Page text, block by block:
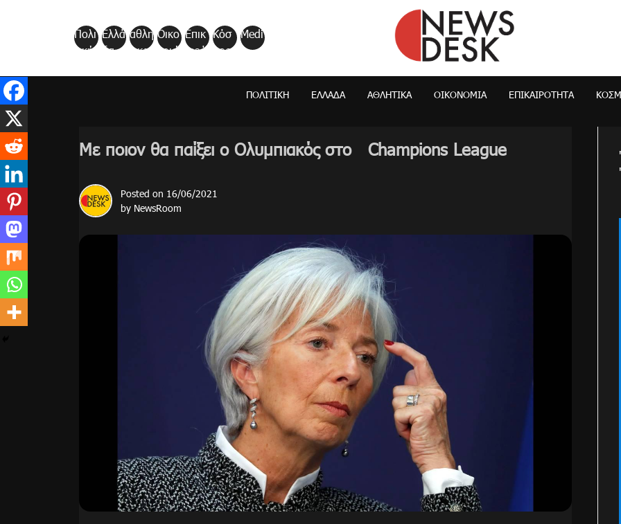
Πολι
τική
Ελλά
δα
αθλη
τικα
Οικο
νομί
Επικ
αιρό
Κόσ
μος
Medi
a
NewsDesk
ΠΟΛΙΤΙΚΉ ΕΛΛΆΔΑ ΑΘΛΗΤΙΚΑ ΟΙΚΟΝΟΜΊΑ ΕΠΙΚΑΙΡΌΤΗΤΑ
Με ποιον θα παίξει ο Ολυμπιακός στο Champions League
Posted on 16/06/2021
by NewsRoom